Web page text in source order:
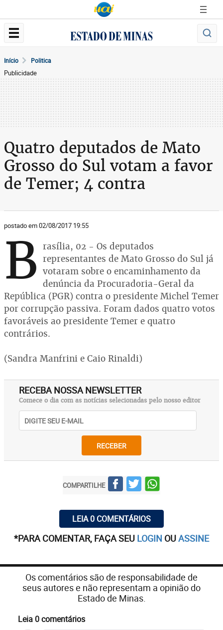
Início Politica
Publicidade
Quatro deputados de Mato
Grosso do Sul votam a favor
de Temer; 4 contra
postado em 02/08/2017 19:55
B rasília, 02 - Os deputados
representantes de Mato Grosso do Sul já
votaram sobre o encaminhamento da
denúncia da Procuradoria-Geral da
República (PGR) contra o presidente Michel Temer
por corrupção passiva. Foram dados quatro votos
favoráveis ao presidente Temer e quatro
contrários.
(Sandra Manfrini e Caio Rinaldi)
RECEBA NOSSA NEWSLETTER
Comece o dia com as notícias selecionadas pelo nosso editor
RECEBER
COMPARTILHE
LEIA 0 COMENTÁRIOS
*PARA COMENTAR, FAÇA SEU LOGIN OUASSINE
Os comentários são de responsabilidade de
seus autores e não representam a opinião do
Estado de Minas.
Leia 0 comentários